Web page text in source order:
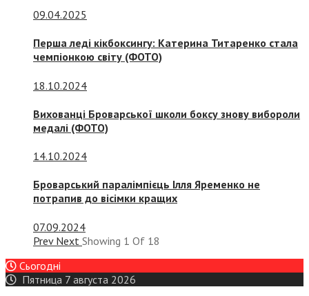
09.04.2025
Перша леді кікбоксингу: Катерина Титаренко стала
чемпіонкою світу (ФОТО)
18.10.2024
Вихованці Броварської школи боксу знову вибороли
медалі (ФОТО)
14.10.2024
Броварський паралімпієць Ілля Яременко не
потрапив до вісімки кращих
07.09.2024
Prev Next Showing 1 Of 18
Сьогодні
Пятница 7 августа 2026